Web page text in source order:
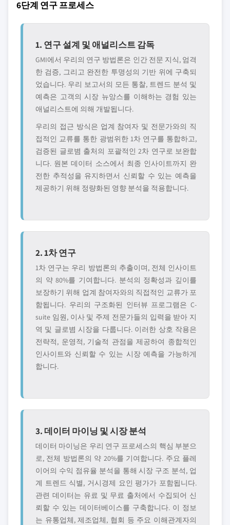
6단계 연구 프로세스
1. 연구 설계 및 애널리스트 감독
GMI에서 우리의 연구 방법론은 인간 전문 지식, 엄격
한 검증, 그리고 완전한 투명성의 기반 위에 구축되
었습니다. 우리 보고서의 모든 통찰, 트렌드 분석 및
예측은 고객의 시장 뉴앙스를 이해하는 경험 있는
애널리스트에 의해 개발됩니다.
우리의 접근 방식은 업계 참여자 및 전문가와의 직
접적인 교류를 통한 광범위한 1차 연구를 통합하고,
검증된 글로볌 출처의 포괄적인 2차 연구로 보완합
니다. 원본 데이터 소스에서 최종 인사이트까지 완
전한 추적성을 유지하면서 신뢰할 수 있는 예측을
제공하기 위해 정량화된 영향 분석을 적용합니다.
2. 1차 연구
1차 연구는 우리 방법론의 추출이며, 전체 인사이트
의 약 80%를 기여합니다. 분석의 정확성과 깊이를
보장하기 위해 업계 참여자와의 직접적인 교류가 포
함됩니다. 우리의 구조화된 인터뷰 프로그램은 C-
suite 임원, 이사 및 주제 전문가들의 입력을 받아 지
역 및 글로볌 시장을 다룹니다. 이러한 상호 작용은
전략적, 운영적, 기술적 관점을 제공하여 종합적인
인사이트와 신뢰할 수 있는 시장 예측을 가능하게
합니다.
3. 데이터 마이닝 및 시장 분석
데이터 마이닝은 우리 연구 프로세스의 핵심 부분으
로, 전체 방법론의 약 20%를 기여합니다. 주요 플레
이어의 수익 점유율 분석을 통해 시장 구조 분석, 업
계 트렌드 식별, 거시경제 요인 평가가 포함됩니다.
관련 데이터는 유료 및 무료 출처에서 수집되어 신
뢰할 수 있는 데이터베이스를 구축합니다. 이 정보
는 유통업체, 제조업체, 협회 등 주요 이해관계자의